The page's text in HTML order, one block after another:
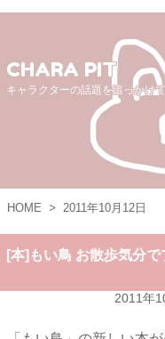
CHARA PIT
キャラクターの話題を追っかけ
HOME > 2011年10月12日
[本]もい鳥 お散歩気分で
2011年